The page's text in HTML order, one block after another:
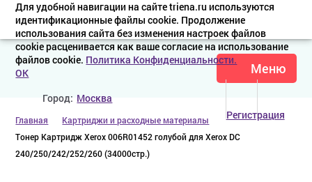
Для удобной навигации на сайте triena.ru используются
идентификационные файлы cookie. Продолжение
использования сайта без изменения настроек файлов
cookie расценивается как ваше согласие на использование
файлов cookie. Политика Конфиденциальности.
OK
Город: Москва
Регистрация
Меню
Главная
Картриджи и расходные материалы
Тонер Картридж Xerox 006R01452 голубой для Xerox DC
240/250/242/252/260 (34000стр.)